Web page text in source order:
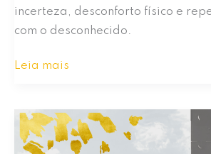
incerteza, desconforto físico e
com o desconhecido.
O
Doença
Me
Leia mais